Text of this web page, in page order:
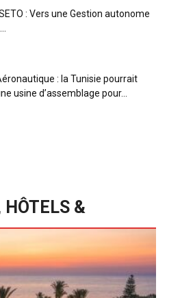
: Vers une Gestion autonome
: la Tunisie pourrait
usine d’assemblage pour...
HÔTELS &